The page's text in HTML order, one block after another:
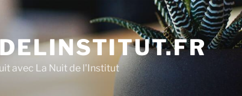
avec La Nuit de l'Institut